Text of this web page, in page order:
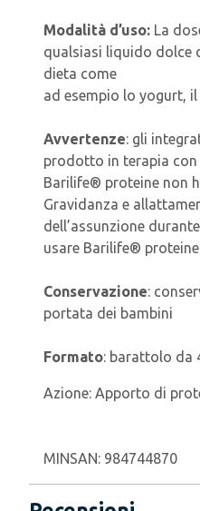
Modalità d’uso: La
qualsiasi liquido dolce
dieta come
ad esempio lo yogurt,
Avvertenze: gli
prodotto in terapia
Barilife® proteine non
Gravidanza e
dell’assunzione
usare Barilife®
Conservazione:
portata dei bambini
Formato: barattolo da
Azione: Apporto di
MINSAN: 984744870